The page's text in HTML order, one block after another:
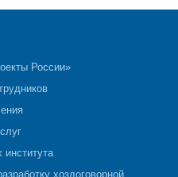
России»
института
хоздоговорной